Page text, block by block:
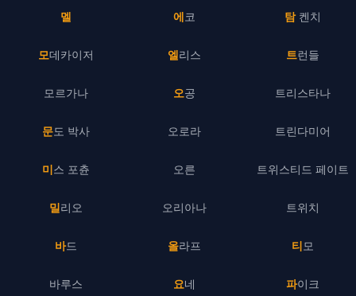
멜
모데카이저
모르가나
문도 박사
미스 포츈
밀리오
바드
바루스
에코
엘리스
오공
오로라
오른
오리아나
올라프
요네
탐 켄치
트런들
트리스타나
트린다미어
트위스티드 페이트
트위치
티모
파이크